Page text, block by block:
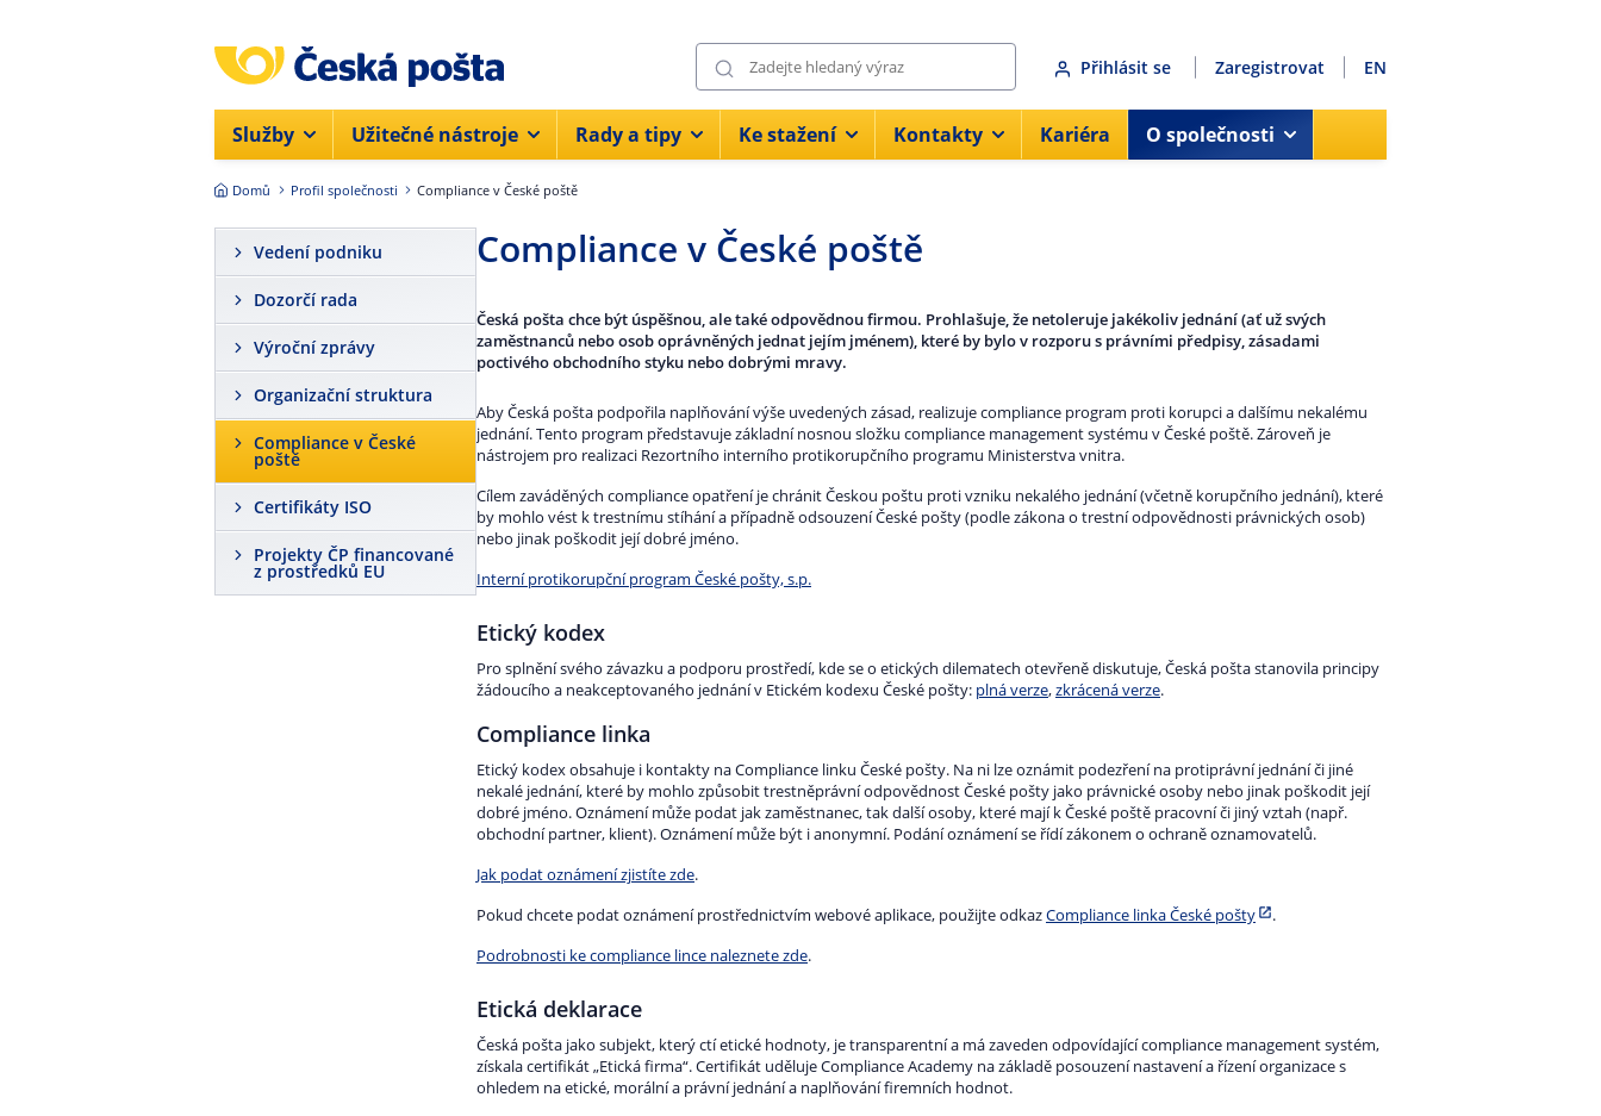
Přihlásit se Zaregistrovat EN
Služby Užitečné nástroje Rady a tipy Ke stažení Kontakty Kariéra O společnosti
Domů Profil společnosti Compliance v České poště
Vedení podniku
Dozorčí rada
Výroční zprávy
Organizační struktura
Compliance v České
poště
Certifikáty ISO
Projekty ČP financované
z prostředků EU
Compliance v České poště
Česká pošta chce být úspěšnou, ale také odpovědnou firmou. Prohlašuje, že netoleruje jakékoliv jednání (ať už svých
zaměstnanců nebo osob oprávněných jednat jejím jménem), které by bylo v rozporu s právními předpisy, zásadami
poctivého obchodního styku nebo dobrými mravy.
Aby Česká pošta podpořila naplňování výše uvedených zásad, realizuje compliance program proti korupci a dalšímu nekalému
jednání. Tento program představuje základní nosnou složku compliance management systému v České poště. Zároveň je
nástrojem pro realizaci Rezortního interního protikorupčního programu Ministerstva vnitra.
Cílem zaváděných compliance opatření je chránit Českou poštu proti vzniku nekalého jednání (včetně korupčního jednání), které
by mohlo vést k trestnímu stíhání a případně odsouzení České pošty (podle zákona o trestní odpovědnosti právnických osob)
nebo jinak poškodit její dobré jméno.
Interní protikorupční program České pošty, s.p.
Etický kodex
Pro splnění svého závazku a podporu prostředí, kde se o etických dilematech otevřeně diskutuje, Česká pošta stanovila principy
žádoucího a neakceptovaného jednání v Etickém kodexu České pošty: plná verze,zkrácená verze.
Compliance linka
Etický kodex obsahuje i kontakty na Compliance linku České pošty. Na ni lze oznámit podezření na protiprávní jednání či jiné
nekalé jednání, které by mohlo způsobit trestněprávní odpovědnost České pošty jako právnické osoby nebo jinak poškodit její
dobré jméno. Oznámení může podat jak zaměstnanec, tak další osoby, které mají k České poště pracovní či jiný vztah (např.
obchodní partner, klient). Oznámení může být i anonymní. Podání oznámení se řídí zákonem o ochraně oznamovatelů.
Jak podat oznámení zjistíte zde.
Pokud chcete podat oznámení prostřednictvím webové aplikace, použijte odkazCompliance linka České pošty
.
Podrobnosti ke compliance lince naleznete zde.
Etická deklarace
Česká pošta jako subjekt, který ctí etické hodnoty, je transparentní a má zaveden odpovídající compliance management systém,
získala certifikát „Etická firma“. Certifikát uděluje Compliance Academy na základě posouzení nastavení a řízení organizace s
ohledem na etické, morální a právní jednání a naplňování firemních hodnot.